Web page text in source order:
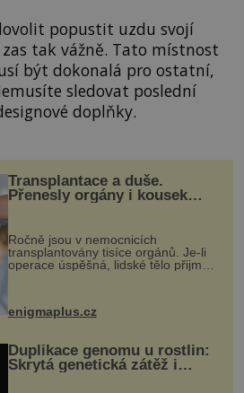
popustit uzdu svojí
tak vážně. Tato místnost
být dokonalá pro ostatní,
sledovat poslední
doplňky.
Transplantace a duše.
Přenesly orgány i kousek
Ročně jsou v nemocnicích
transplantovány tisíce orgánů. Je-li
operace úspěšná, lidské tělo přijme
enigmaplus.cz
Duplikace genomu u rostlin:
Skrytá genetická zátěž i